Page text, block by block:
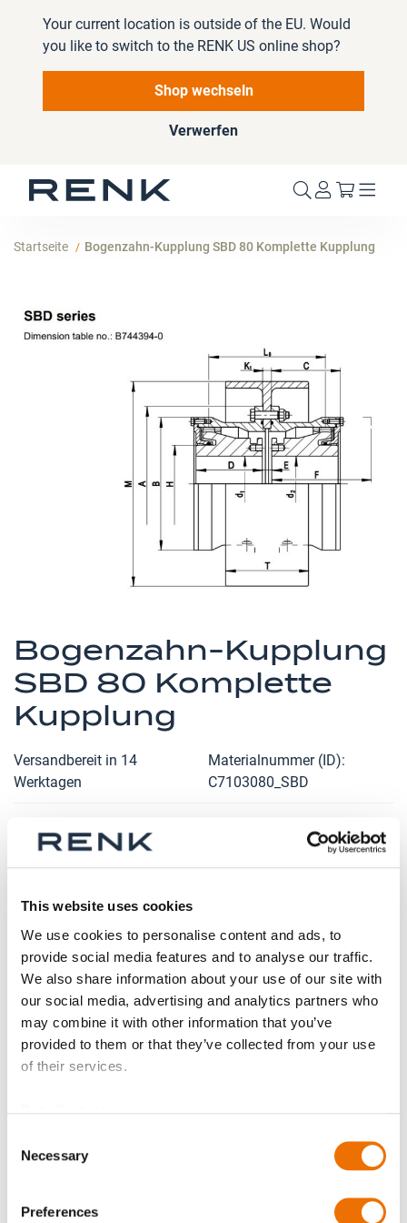
This website uses cookies
We use cookies to personalise content and ads, to
provide social media features and to analyse our traffic.
We also share information about your use of our site with
our social media, advertising and analytics partners who
may combine it with other information that you’ve
provided to them or that they’ve collected from your use
of their services.
Selection
Necessary
Preferences
Your current location is outside of the EU. Would
you like to switch to the RENK US online shop?
Shop wechseln
Verwerfen
Mein
Startseite Bogenzahn-Kupplung SBD 80 Komplette Kupplung
Bogenzahn-Kupplung
SBD 80 Komplette
Kupplung
Versandbereit in 14
Werktagen
Materialnummer (ID)
C7103080_SBD
Anzahl
Bitte beachten Sie, dass weitere Informationen, Preise
und die Möglichkeit zum Kauf nur angemeldeten
Benutzern zugänglich sind.
Jetzt anmelden
Zum
Ende
Anfang
der
Bildergalerie
springen
Produktdetails
Informationen